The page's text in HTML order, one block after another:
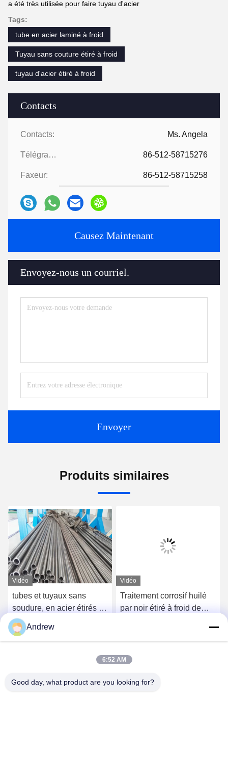
Contacts
Contacts: Ms. Angela
Télégramme: 86-512-58715276
Faxeur: 86-512-58715258
Causez Maintenant
Envoyez-nous un courriel.
Envoyer
a été très utilisée pour faire tuyau d'acier
Tags:
tube en acier laminé à froid
Tuyau sans couture étiré à froid
tuyau d'acier étiré à froid
Produits similaires
Vidéo
tubes et tuyaux sans
soudure, en acier étirés à
froid de 160mm OD, tube
d'acier de précision de
bicyclettesCausez Maintenant
Vidéo
Traitement corrosif huilé
par noir étiré à froid de
Causez Maintenant
Andrew
6:52 AM
Good day, what product are you looking for?